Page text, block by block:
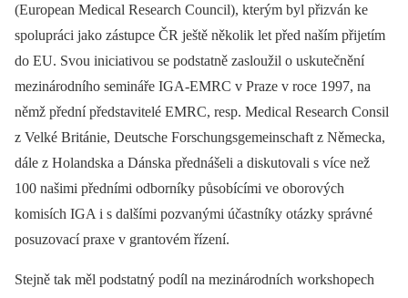
(European Medical Research Council), kterým byl přizván ke
spolupráci jako zástupce ČR ještě několik let před naším přijetím
do EU. Svou iniciativou se podstatně zasloužil o uskutečnění
mezinárodního semináře IGA-EMRC v Praze v roce 1997, na
němž přední představitelé EMRC, resp. Medical Research Consil
z Velké Británie, Deutsche Forschungsgemeinschaft z Německa,
dále z Holandska a Dánska přednášeli a diskutovali s více než
100 našimi předními odborníky působícími ve oborových
komisích IGA i s dalšími pozvanými účastníky otázky správné
posuzovací praxe v grantovém řízení.
Stejně tak měl podstatný podíl na mezinárodních workshopech